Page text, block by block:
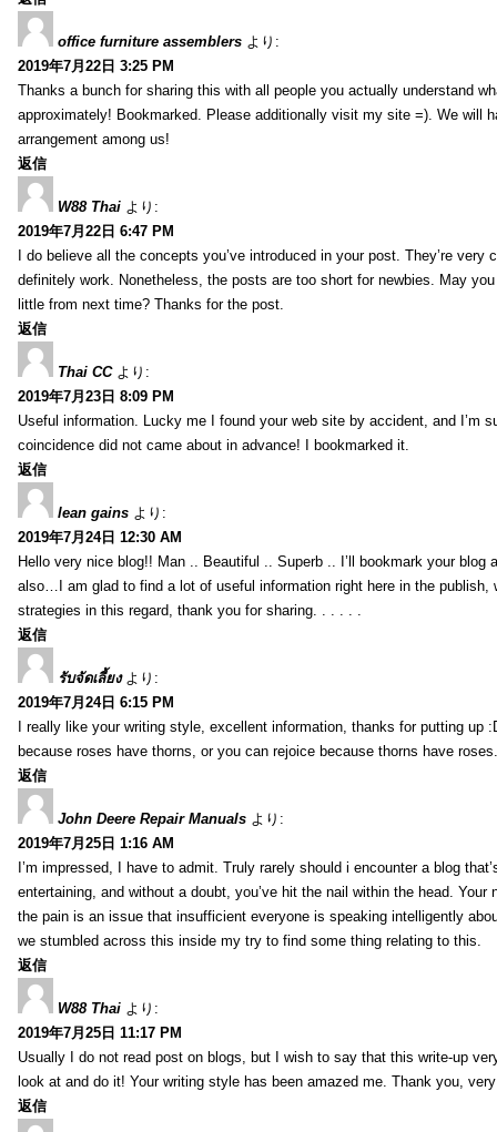
office furniture assemblers より:
2019年7月22日 3:25 PM
Thanks a bunch for sharing this with all people you actually understand
approximately! Bookmarked. Please additionally visit my site =). We will
arrangement among us!
返信
W88 Thai より:
2019年7月22日 6:47 PM
I do believe all the concepts you’ve introduced in your post. They’re very
definitely work. Nonetheless, the posts are too short for newbies. May
little from next time? Thanks for the post.
返信
Thai CC より:
2019年7月23日 8:09 PM
Useful information. Lucky me I found your web site by accident, and I’m
coincidence did not came about in advance! I bookmarked it.
返信
lean gains より:
2019年7月24日 12:30 AM
Hello very nice blog!! Man .. Beautiful .. Superb .. I’ll bookmark your blog
also…I am glad to find a lot of useful information right here in the publish,
strategies in this regard, thank you for sharing. . . . . .
返信
รับจัดเลี้ยง より:
2019年7月24日 6:15 PM
I really like your writing style, excellent information, thanks for putting up
because roses have thorns, or you can rejoice because thorns have
返信
John Deere Repair Manuals より:
2019年7月25日 1:16 AM
I’m impressed, I have to admit. Truly rarely should i encounter a blog
entertaining, and without a doubt, you’ve hit the nail within the head. Your
the pain is an issue that insufficient everyone is speaking intelligently
we stumbled across this inside my try to find some thing relating to this.
返信
W88 Thai より:
2019年7月25日 11:17 PM
Usually I do not read post on blogs, but I wish to say that this write-up
look at and do it! Your writing style has been amazed me. Thank you,
返信